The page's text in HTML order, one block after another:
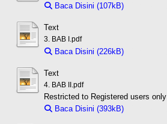
Baca Disini (107kB)
Text
3. BAB I.pdf
Baca Disini (226kB)
Text
4. BAB II.pdf
Restricted to Registered users only
Baca Disini (393kB)